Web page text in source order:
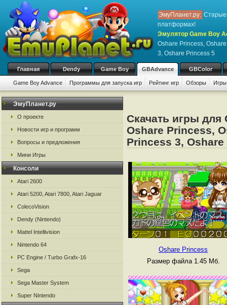
ЭмуПланет.ру: Старые
платформах!
Эмулятор Game Boy
Oshare Princess,
3, Oshare Princess 5
Главная Dendy Game Boy GBAdvance GBColor
Game Boy Advance Программы для запуска игр Рейтинг игр Обзоры
ЭмуПланет.ру
О проекте
Новости игр и программ
Вопросы и предложения
Мини Игры
Консоли
Atari 2600
Atari 5200, Atari 7800, Atari Jaguar
ColecoVision
Dendy (Nintendo)
Mattel Intellivision
Nintendo 64
PC Engine / Turbo Grafx-16
Sega
Sega Master System
Super Nintendo
Скачать игры для
Oshare Princess,
Princess 3,
Oshare Princess
Размер файла 1.45 Мб.